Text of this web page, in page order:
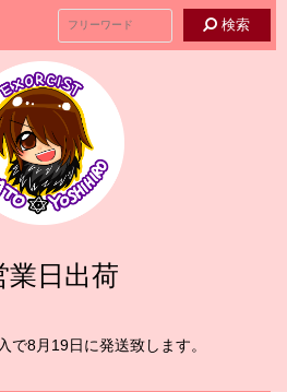
検索
業日出荷
で8月19日に発送致します。